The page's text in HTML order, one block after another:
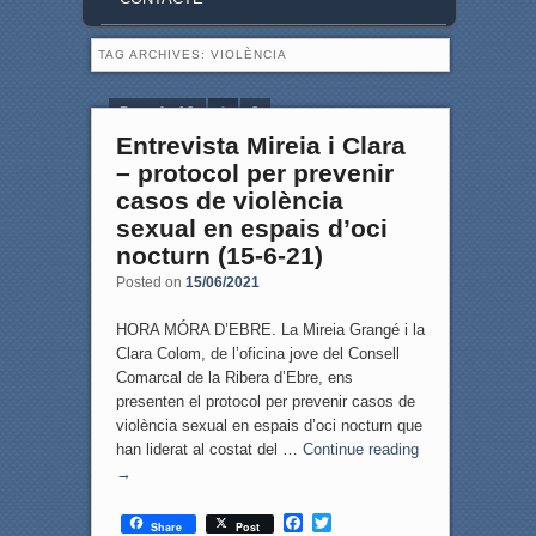
TAG ARCHIVES: VIOLÈNCIA
Page 1 of 2 1 2
Entrevista Mireia i Clara
– protocol per prevenir
casos de violència
sexual en espais d’oci
nocturn (15-6-21)
Posted on 15/06/2021
HORA MÓRA D’EBRE. La Mireia Grangé i la
Clara Colom, de l’oficina jove del Consell
Comarcal de la Ribera d’Ebre, ens
presenten el protocol per prevenir casos de
violència sexual en espais d’oci nocturn que
han liderat al costat del … Continue reading
→
Share Post
F
T